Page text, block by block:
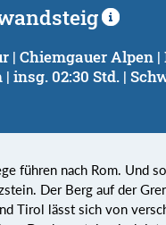
| Chiemgauer Alpen |
| insg. 02:30 Std. |
führen nach Rom. Und
Der Berg auf der
Tirol lässt sich von